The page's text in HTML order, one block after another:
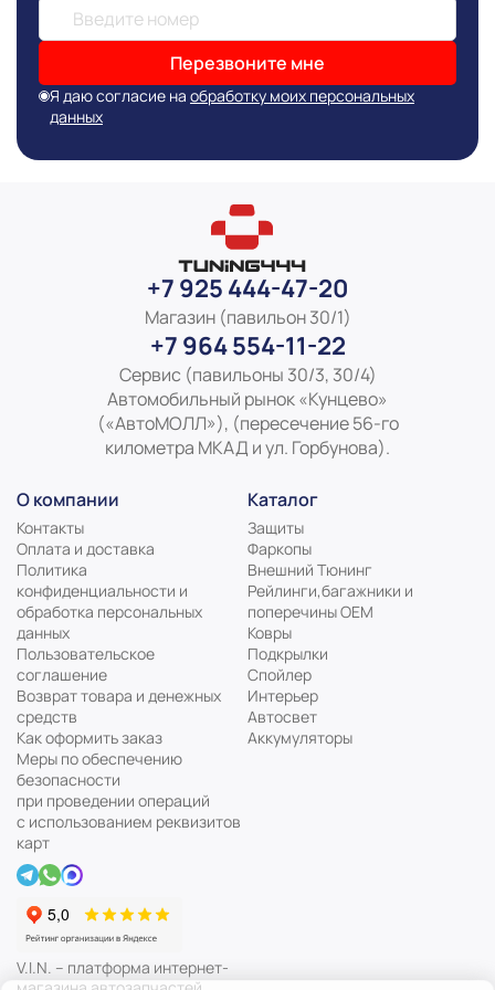
публикации сведениях
Перезвоните мне
Я даю согласие на обработку моих персональных
данных
+7 925 444-47-20
Магазин (павильон 30/1)
+7 964 554-11-22
Сервис (павильоны 30/3, 30/4)
Автомобильный рынок «Кунцево»
(«АвтоМОЛЛ»), (пересечение 56-го
километра МКАД и ул. Горбунова).
О компании
Контакты
Оплата и доставка
Политика
конфиденциальности и
обработка персональных
данных
Пользовательское
соглашение
Возврат товара и денежных
средств
Как оформить заказ
Меры по обеспечению
безопасности
при проведении операций
с использованием реквизитов
карт
V.I.N. – платформа интернет-
Каталог
Защиты
Фаркопы
Внешний Тюнинг
Рейлинги,багажники и
поперечины ОЕМ
Ковры
Подкрылки
Спойлер
Интерьер
Автосвет
Аккумуляторы